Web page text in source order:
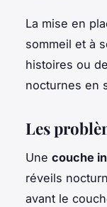
La mise en
sommeil et à
histoires ou
nocturnes en
Les
Une couche
réveils
avant le